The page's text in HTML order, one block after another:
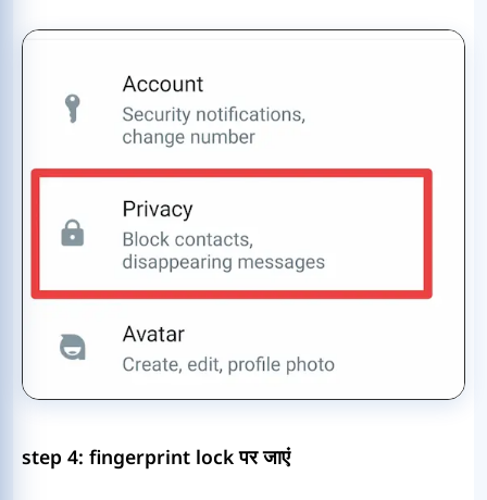
step 4: fingerprint lock पर जाएं